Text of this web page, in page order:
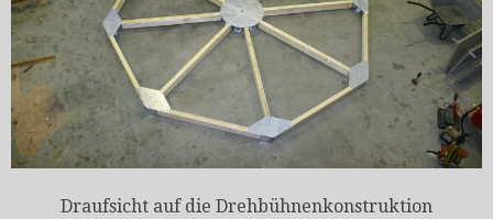
Draufsicht auf die Drehbühnenkonstruktion